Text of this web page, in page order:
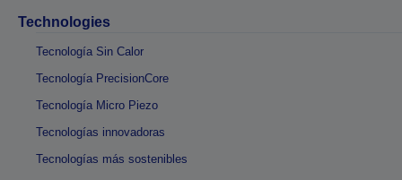
Technologies
Tecnología Sin Calor
Tecnología PrecisionCore
Tecnología Micro Piezo
Tecnologías innovadoras
Tecnologías más sostenibles